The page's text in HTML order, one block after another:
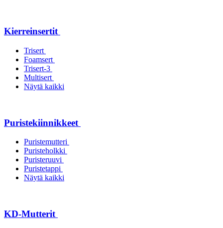
Kierreinsertit
Trisert
Foamsert
Trisert-3
Multisert
Näytä kaikki
Puristekiinnikkeet
Puristemutteri
Puristeholkki
Puristeruuvi
Puristetappi
Näytä kaikki
KD-Mutterit